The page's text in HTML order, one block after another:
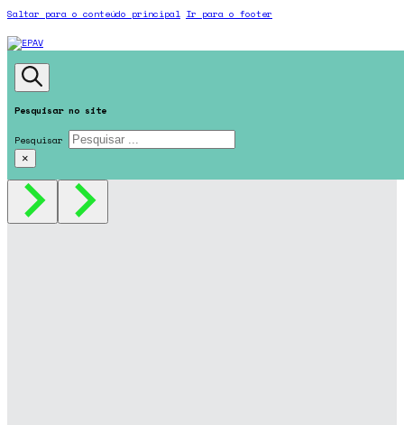
Saltar para o conteúdo principal Ir para o footer
Pesquisar no site
Pesquisar
×